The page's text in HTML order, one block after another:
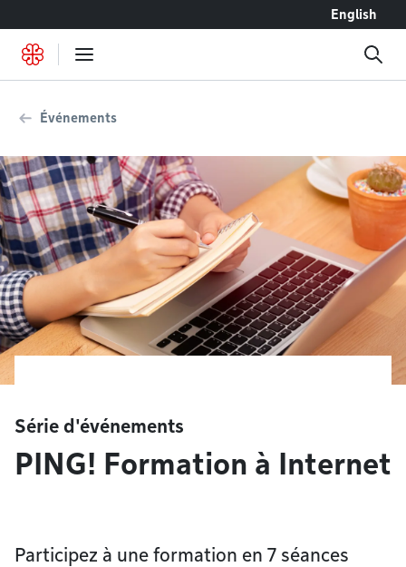
English
Événements
Série d'événements
PING! Formation à Internet
Participez à une formation en 7 séances